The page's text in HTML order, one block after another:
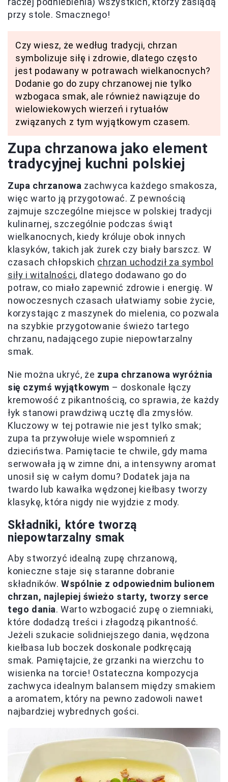
przy stole. Smacznego!
Czy wiesz, że według tradycji, chrzan
symbolizuje siłę i zdrowie, dlatego często
jest podawany w potrawach wielkanocnych?
Dodanie go do zupy chrzanowej nie tylko
wzbogaca smak, ale również nawiązuje do
wielowiekowych wierzeń i rytuałów
związanych z tym wyjątkowym czasem.
Zupa chrzanowa jako element
tradycyjnej kuchni polskiej
Zupa chrzanowa zachwyca każdego smakosza,
więc warto ją przygotować. Z pewnością
zajmuje szczególne miejsce w polskiej tradycji
kulinarnej, szczególnie podczas świąt
wielkanocnych, kiedy króluje obok innych
klasyków, takich jak żurek czy biały barszcz. W
czasach chłopskich chrzan uchodził za symbol
siły i witalności, dlatego dodawano go do
potraw, co miało zapewnić zdrowie i energię. W
nowoczesnych czasach ułatwiamy sobie życie,
korzystając z maszynek do mielenia, co pozwala
na szybkie przygotowanie świeżo tartego
chrzanu, nadającego zupie niepowtarzalny
smak.
Nie można ukryć, że zupa chrzanowa wyróżnia
się czymś wyjątkowym – doskonale łączy
kremowość z pikantnością, co sprawia, że każdy
łyk stanowi prawdziwą ucztę dla zmysłów.
Kluczowy w tej potrawie nie jest tylko smak;
zupa ta przywołuje wiele wspomnień z
dzieciństwa. Pamiętacie te chwile, gdy mama
serwowała ją w zimne dni, a intensywny aromat
unosił się w całym domu? Dodatek jaja na
twardo lub kawałka wędzonej kiełbasy tworzy
klasykę, która nigdy nie wyjdzie z mody.
Składniki, które tworzą
niepowtarzalny smak
Aby stworzyć idealną zupę chrzanową,
konieczne staje się staranne dobranie
składników.Wspólnie z odpowiednim bulionem
chrzan, najlepiej świeżo starty, tworzy serce
tego dania. Warto wzbogacić zupę o ziemniaki,
które dodadzą treści i złagodzą pikantność.
Jeżeli szukacie solidniejszego dania, wędzona
kiełbasa lub boczek doskonale podkręcają
smak. Pamiętajcie, że grzanki na wierzchu to
wisienka na torcie! Ostateczna kompozycja
zachwyca idealnym balansem między smakiem
a aromatem, który na pewno zadowoli nawet
najbardziej wybrednych gości.